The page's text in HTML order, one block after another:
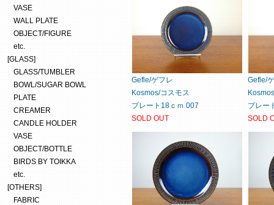
Gefle/ゲフレ
Kosmos/コスモス
プレート18ｃｍ 007
SOLD OUT
Gefle/
プレー
SOLD
VASE
WALL PLATE
OBJECT/FIGURE
etc.
[GLASS]
GLASS/TUMBLER
BOWL/SUGAR BOWL
PLATE
CREAMER
CANDLE HOLDER
VASE
OBJECT/BOTTLE
BIRDS BY TOIKKA
etc.
[OTHERS]
FABRIC